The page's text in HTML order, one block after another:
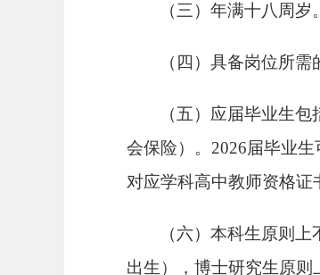
（三） 年满十八周岁。
（四） 具备岗位所需
（五） 应届毕业生包
会保险）。2026届毕业
对应学科高中教师资格证
（六） 本科生原则上
出生），博士研究生原则